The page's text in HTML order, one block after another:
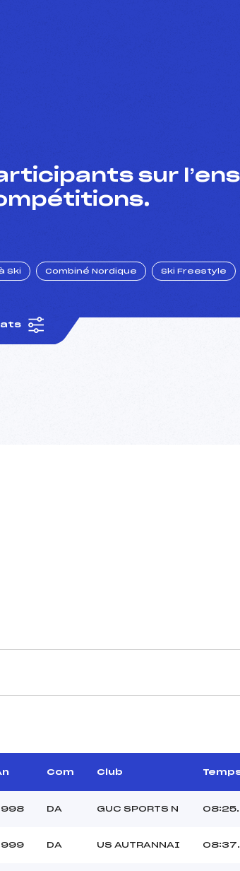
sur
Ski Combiné Nordique Ski Freestyle
Distance :
Point Haut :
Com Club
DA GUC SPORTS N
DA US AUTRANNAI